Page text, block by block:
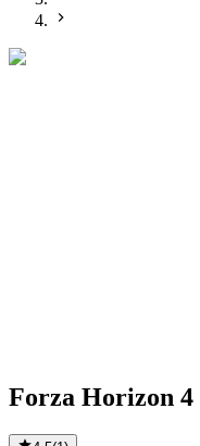
Forza Horizon 4